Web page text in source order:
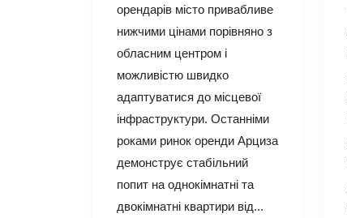
орендарів місто привабливе
нижчими цінами порівняно з
обласним центром і
можливістю швидко
адаптуватися до місцевої
інфраструктури. Останніми
роками ринок оренди Арциза
демонструє стабільний
попит на однокімнатні та
двокімнатні квартири від...